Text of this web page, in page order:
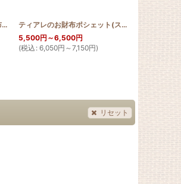
モンステラとティアレのお財布ポシェット [HQWP_MON_TIA]
ティアレのお財布ポシェット(スクロールデザイン)
5,500円 ～6,500円
(税込 : 6,050円 ～7,150円)
リセット